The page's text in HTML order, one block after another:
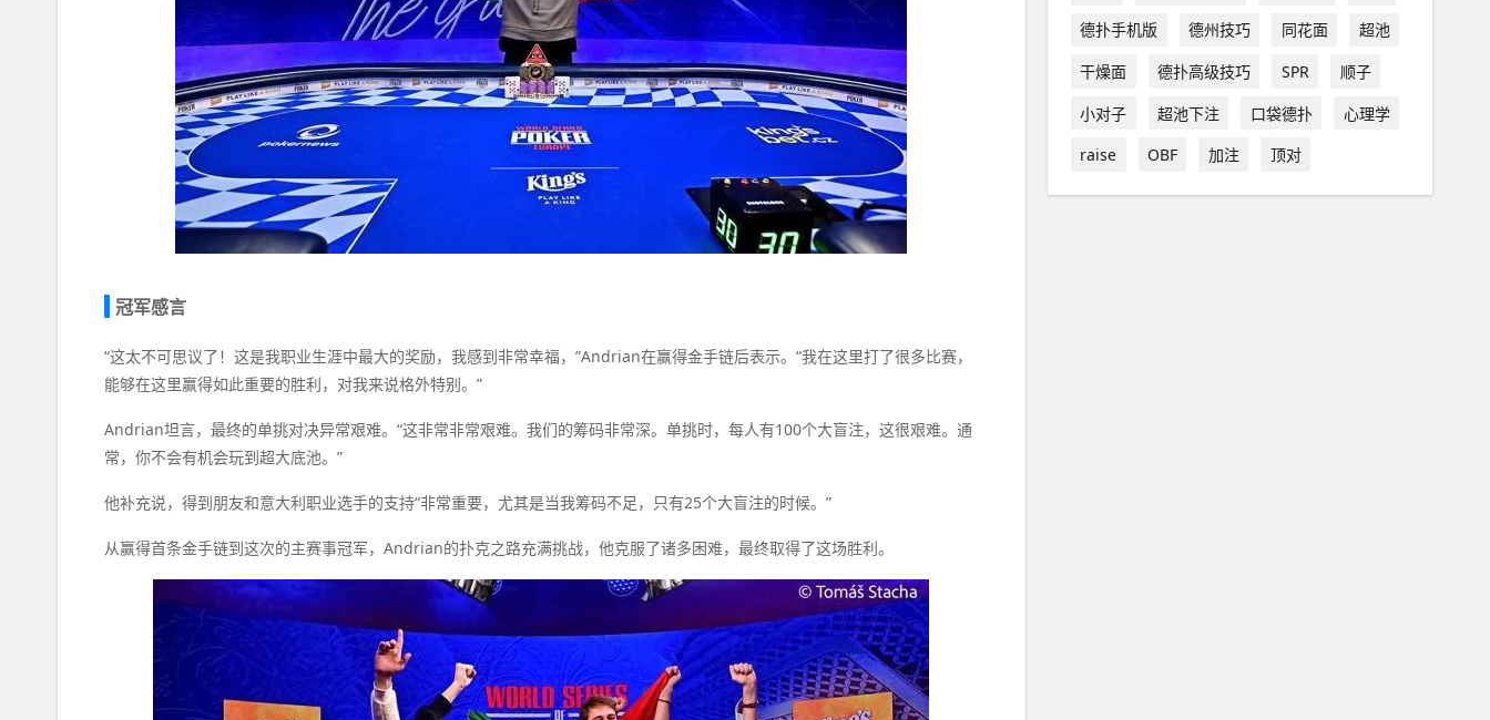
冠军感言
“这太不可思议了！这是我职业生涯中最大的奖励，我感到非常幸福，”Andrian在赢得金手链后表示。“我在这里打了很多比赛，
能够在这里赢得如此重要的胜利，对我来说格外特别。”
Andrian坦言，最终的单挑对决异常艰难。“这非常非常艰难。我们的筹码非常深。单挑时，每人有100个大盲注，这很艰难。通
常，你不会有机会玩到超大底池。”
他补充说，得到朋友和意大利职业选手的支持“非常重要，尤其是当我筹码不足，只有25个大盲注的时候。”
从赢得首条金手链到这次的主赛事冠军，Andrian的扑克之路充满挑战，他克服了诸多困难，最终取得了这场胜利。
德扑手机版
德州技巧 同花面
超池
干燥面
德扑高级技巧 SPR
顺子
小对子
超池下注 口袋德扑
心理学
raise
OBF 加注 顶对